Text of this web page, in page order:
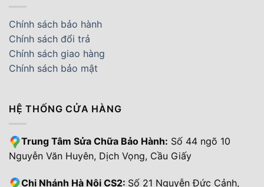
Chính sách bảo hành
Chính sách đổi trả
Chính sách giao hàng
Chính sách bảo mật
HỆ THỐNG CỬA HÀNG
Trung Tâm Sửa Chữa Bảo Hành: Số 44 ngõ 10
Nguyễn Văn Huyên, Dịch Vọng, Cầu Giấy
Chi Nhánh Hà Nội CS2: Số 21 Nguyễn Đức Cảnh,